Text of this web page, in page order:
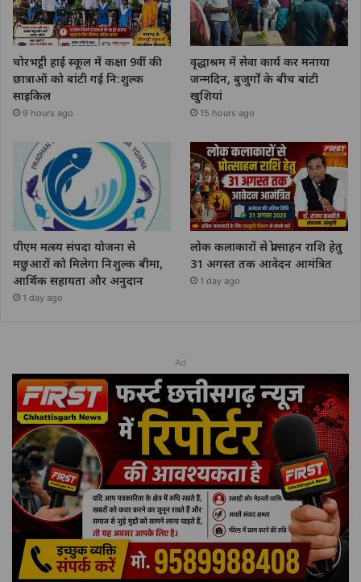
चोरभट्ठी हाई स्कूल में कक्षा 9वीं की
छात्राओं को बांटी गई नि:शुल्क
साइकिल
9 hours ago
वृद्धाश्रम में सेवा कार्य कर मनाया
जन्मदिन, बुजुर्गों के बीच बांटी
खुशियां
15 hours ago
पीएम मत्स्य संपदा योजना से
मछुआरों को मिलेगा निशुल्क बीमा,
आर्थिक सहायता और अनुदान
1 day ago
लोक कलाकारों से प्रोत्साहन राशि हेतु
31 अगस्त तक आवेदन आमंत्रित
1 day ago
Ad